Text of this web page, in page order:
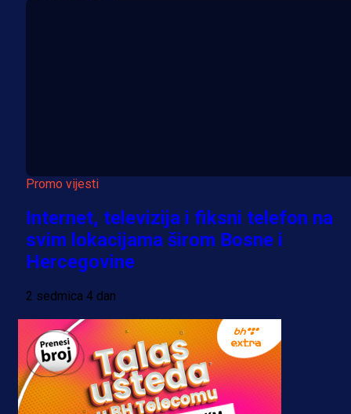
Promo vijesti
Internet, televizija i fiksni telefon na
svim lokacijama širom Bosne i
Hercegovine
2 sedmica 4 dan